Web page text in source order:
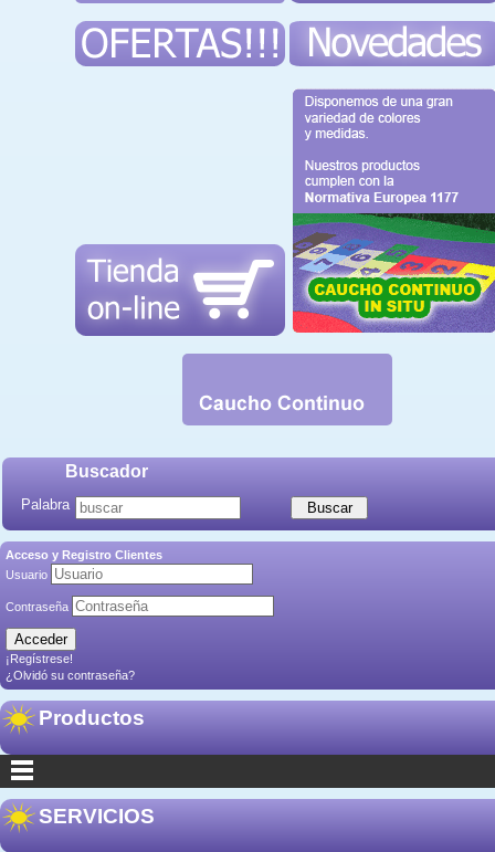
Buscador
Palabra
Acceso y Registro Clientes
Usuario
Contraseña
¡Regístrese!
¿Olvidó su contraseña?
Productos
SERVICIOS